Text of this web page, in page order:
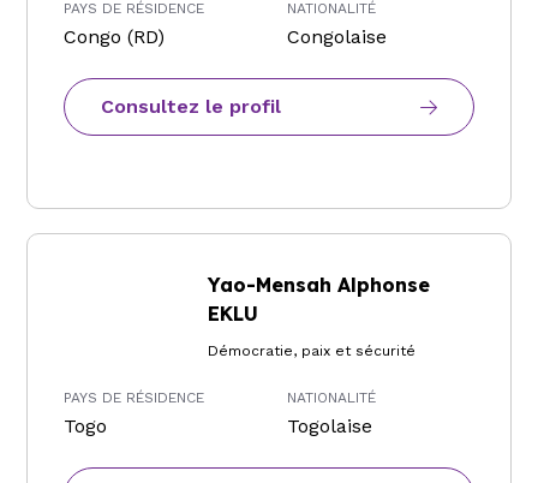
PAYS DE RÉSIDENCE
Congo (RD)
NATIONALITÉ
Congolaise
Consultez le profil
Yao-Mensah Alphonse
EKLU
Démocratie, paix et sécurité
PAYS DE RÉSIDENCE
Togo
NATIONALITÉ
Togolaise